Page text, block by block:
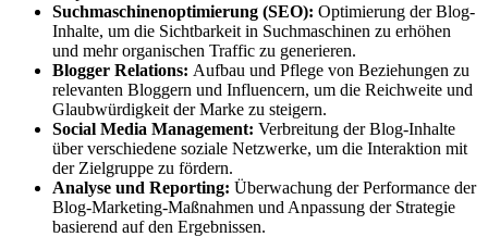
Suchmaschinenoptimierung (SEO): Optimierung der Blog-
Inhalte, um die Sichtbarkeit in Suchmaschinen zu erhöhen
und mehr organischen Traffic zu generieren.
Blogger Relations: Aufbau und Pflege von Beziehungen zu
relevanten Bloggern und Influencern, um die Reichweite und
Glaubwürdigkeit der Marke zu steigern.
Social Media Management: Verbreitung der Blog-Inhalte
über verschiedene soziale Netzwerke, um die Interaktion mit
der Zielgruppe zu fördern.
Analyse und Reporting: Überwachung der Performance der
Blog-Marketing-Maßnahmen und Anpassung der Strategie
basierend auf den Ergebnissen.